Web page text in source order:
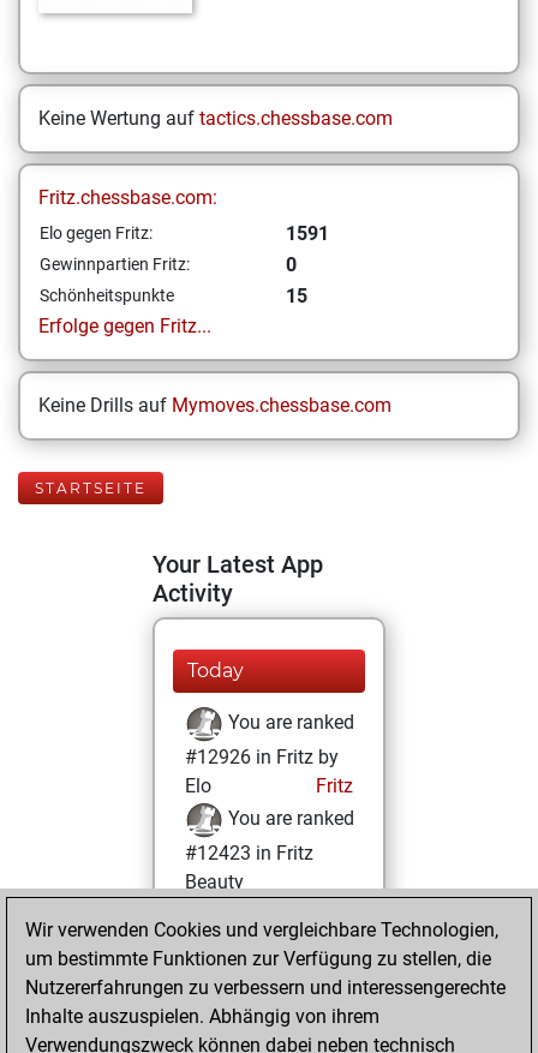
Keine Wertung auf tactics.chessbase.com
Fritz.chessbase.com:
Elo gegen Fritz: 1591
Gewinnpartien Fritz: 0
Schönheitspunkte
15
Erfolge gegen Fritz...
Keine Drills auf Mymoves.chessbase.com
STARTSEITE
Your Latest App
Activity
Today
You are ranked
#12926 in Fritz by
Elo
Fritz
You are ranked
#12423 in Fritz
Beauty
Donnerstag,
September 4,
2025
You achieved a
Wir verwenden Cookies und vergleichbare Technologien,
um bestimmte Funktionen zur Verfügung zu stellen, die
Nutzererfahrungen zu verbessern und interessengerechte
Inhalte auszuspielen. Abhängig von ihrem
Verwendungszweck können dabei neben technisch